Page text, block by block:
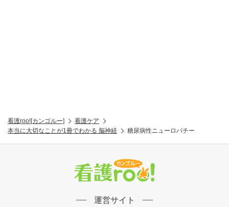
看護roo![カンゴルー]
看護ケア
本当に大切なことが1冊でわかる 脳神経
糖尿病性ニューロパチー
運営サイト